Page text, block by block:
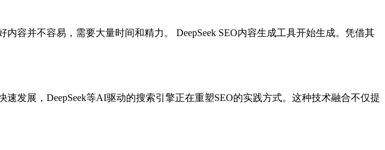
容并不容易，需要大量时间和精力。 DeepSeek SEO内容生成工具开始生成。凭借其
发展，DeepSeek等AI驱动的搜索引擎正在重塑SEO的实践方式。这种技术融合不仅提